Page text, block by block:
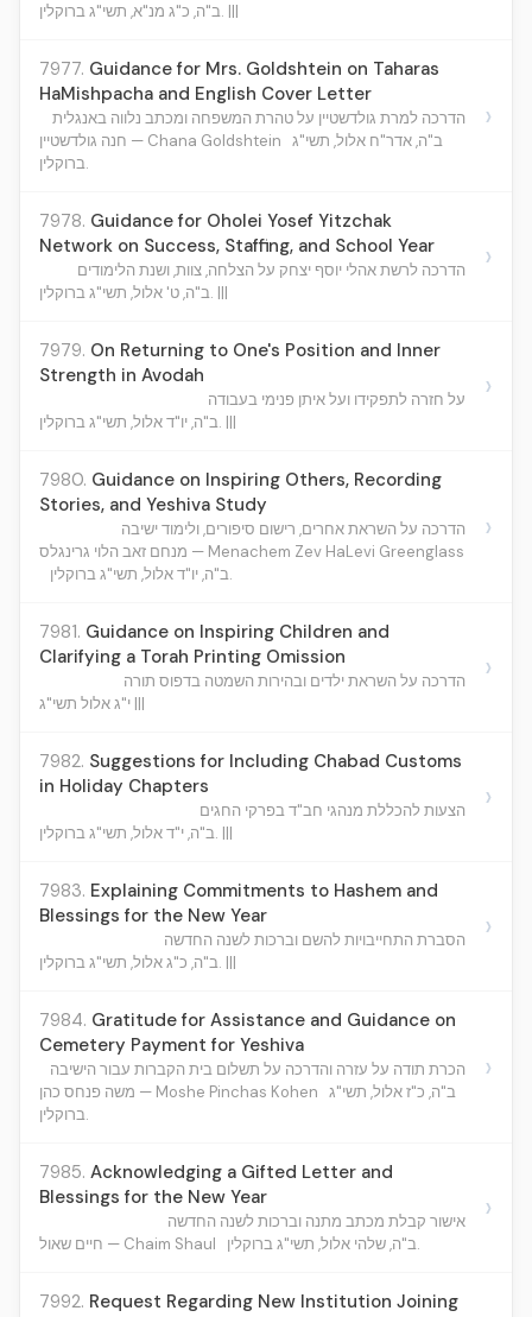
ב"ה, כ"ג מנ"א, תשי"ג ברוקלין. |||
7977. Guidance for Mrs. Goldshtein on Taharas
HaMishpacha and English Cover Letter
הדרכה למרת גולדשטיין על טהרת המשפחה ומכתב נלווה באנגלית
חנה גולדשטיין — Chana Goldshtein ב"ה, אדר"ח אלול, תשי"ג
ברוקלין.
›
7978. Guidance for Oholei Yosef Yitzchak
Network on Success, Staffing, and School Year
הדרכה לרשת אהלי יוסף יצחק על הצלחה, צוות, ושנת הלימודים
ב"ה, ט' אלול, תשי"ג ברוקלין. |||
›
7979. On Returning to One's Position and Inner
Strength in Avodah
על חזרה לתפקידו ועל איתן פנימי בעבודה
ב"ה, יו"ד אלול, תשי"ג ברוקלין. |||
›
7980. Guidance on Inspiring Others, Recording
Stories, and Yeshiva Study
הדרכה על השראת אחרים, רישום סיפורים, ולימוד ישיבה
מנחם זאב הלוי גרינגלס — Menachem Zev HaLevi Greenglass
ב"ה, יו"ד אלול, תשי"ג ברוקלין.
›
7981. Guidance on Inspiring Children and
Clarifying a Torah Printing Omission
הדרכה על השראת ילדים ובהירות השמטה בדפוס תורה
י"ג אלול תשי"ג |||
›
7982. Suggestions for Including Chabad Customs
in Holiday Chapters
הצעות להכללת מנהגי חב"ד בפרקי החגים
ב"ה, י"ד אלול, תשי"ג ברוקלין. |||
›
7983. Explaining Commitments to Hashem and
Blessings for the New Year
הסברת התחייבויות להשם וברכות לשנה החדשה
ב"ה, כ"ג אלול, תשי"ג ברוקלין. |||
›
7984. Gratitude for Assistance and Guidance on
Cemetery Payment for Yeshiva
הכרת תודה על עזרה והדרכה על תשלום בית הקברות עבור הישיבה
משה פנחס כהן — Moshe Pinchas Kohen ב"ה, כ"ז אלול, תשי"ג
ברוקלין.
›
7985. Acknowledging a Gifted Letter and
Blessings for the New Year
אישור קבלת מכתב מתנה וברכות לשנה החדשה
חיים שאול — Chaim Shaul
ב"ה, שלהי אלול, תשי"ג ברוקלין.
›
7992. Request Regarding New Institution Joining